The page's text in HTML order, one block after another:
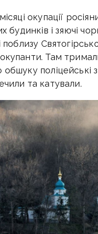
окупації
будинків і зяючі
поблизу
Там
поліцейські
та катували.